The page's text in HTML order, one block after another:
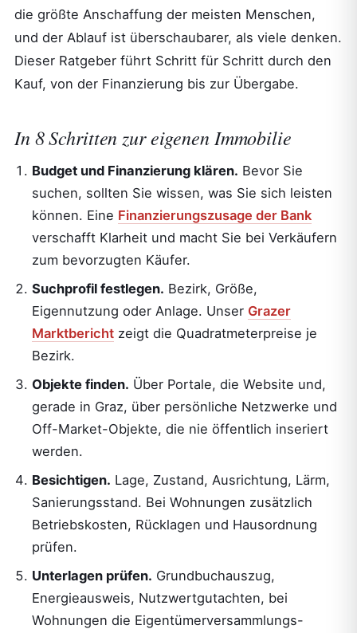
die größte Anschaffung der meisten Menschen,
und der Ablauf ist überschaubarer, als viele denken.
Dieser Ratgeber führt Schritt für Schritt durch den
Kauf, von der Finanzierung bis zur Übergabe.
In 8 Schritten zur eigenen Immobilie
Budget und Finanzierung klären. Bevor Sie
suchen, sollten Sie wissen, was Sie sich leisten
können. Eine Finanzierungszusage der Bank
verschafft Klarheit und macht Sie bei Verkäufern
zum bevorzugten Käufer.
Suchprofil festlegen. Bezirk, Größe,
Eigennutzung oder Anlage. Unser Grazer
Marktbericht zeigt die Quadratmeterpreise je
Bezirk.
Objekte finden. Über Portale, die Website und,
gerade in Graz, über persönliche Netzwerke und
Off-Market-Objekte, die nie öffentlich inseriert
werden.
Besichtigen. Lage, Zustand, Ausrichtung, Lärm,
Sanierungsstand. Bei Wohnungen zusätzlich
Betriebskosten, Rücklagen und Hausordnung
prüfen.
Unterlagen prüfen. Grundbuchauszug,
Energieausweis, Nutzwertgutachten, bei
Wohnungen die Eigentümerversammlungs-